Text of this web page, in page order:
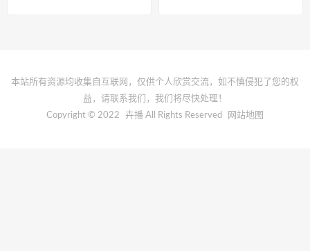
本站所有资源均收集自互联网，仅供个人欣赏交流，如不慎侵犯了您的权
益，请联系我们，我们将尽快处理！
Copyright © 2022
卉播 All Rights Reserved 网站地图